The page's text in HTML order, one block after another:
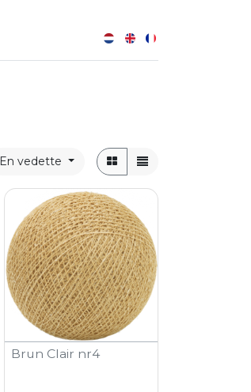
En vedette
Brun Clair nr4